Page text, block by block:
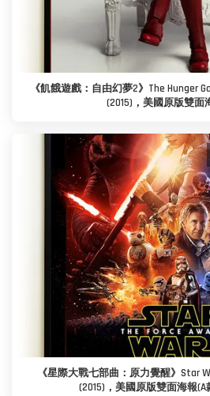
《飢餓遊戲：自由幻夢2》The Hunger
(2015)，美國原版雙面
《星際大戰七部曲：原力覺醒》Star
(2015)，美國原版雙面海報